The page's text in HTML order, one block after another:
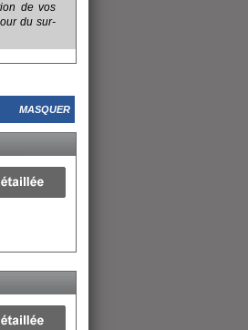
de vos
du sur-
MASQUER